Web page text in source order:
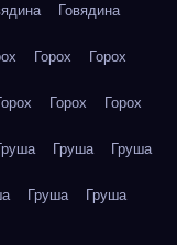
Говядина
Горох Горох
Горох Горох
Груша Груша
Груша Груша